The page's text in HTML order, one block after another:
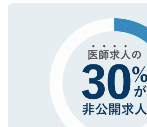
で、機密保持に関してもご
ので、まずはご登録くださ